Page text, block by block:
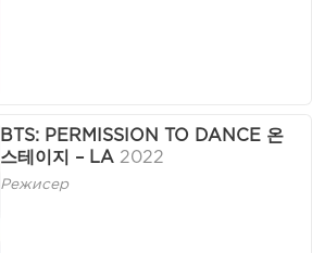
BTS: PERMISSION TO DANCE 온
스테이지 – LA 2022
Режисер